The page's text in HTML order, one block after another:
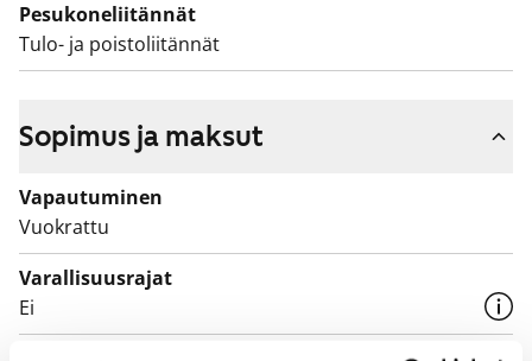
Pesukoneliitännät
Tulo- ja poistoliitännät
Sopimus ja maksut
Vapautuminen
Vuokrattu
Varallisuusrajat
Ei